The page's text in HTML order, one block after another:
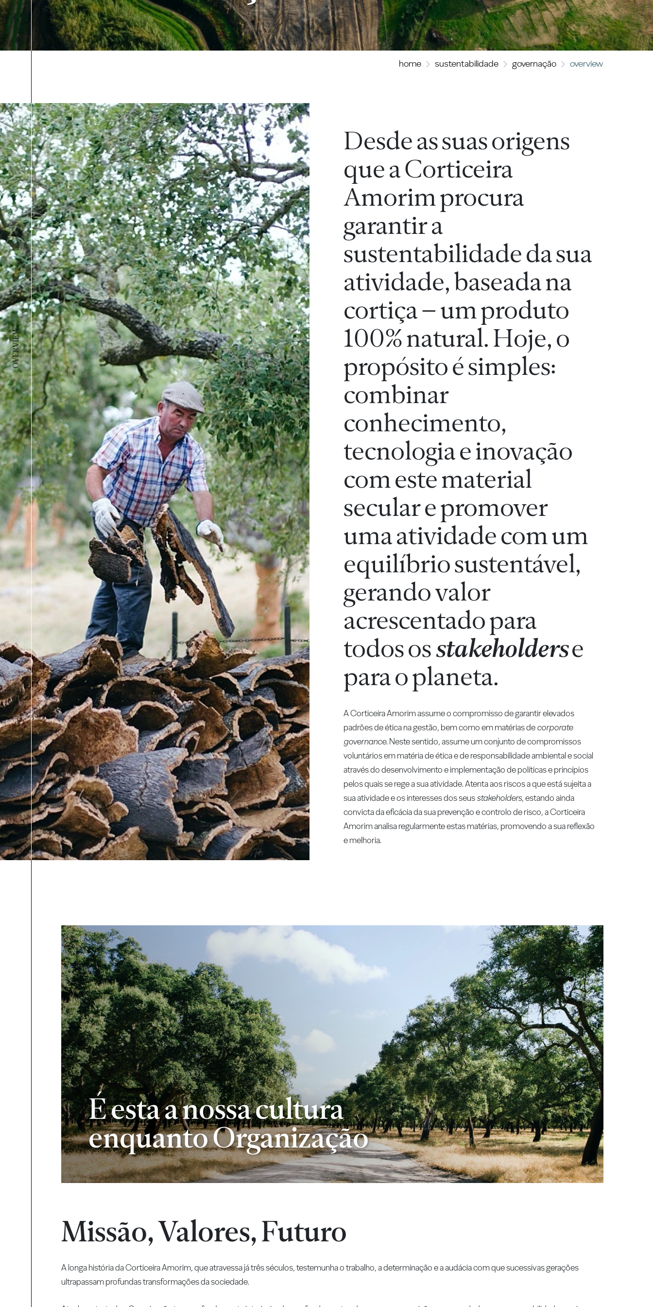
OVERVIEW
home sustentabilidade governação overview
Desde as suas origens
que a Corticeira
Amorim procura
garantir a
sustentabilidade da sua
atividade, baseada na
cortiça – um produto
100% natural. Hoje, o
propósito é simples:
combinar
conhecimento,
tecnologia e inovação
com este material
secular e promover
uma atividade com um
equilíbrio sustentável,
gerando valor
acrescentado para
todos osstakeholderse
para o planeta.
A Corticeira Amorim assume o compromisso de garantir elevados
padrões de ética na gestão, bem como em matérias decorporate
governance. Neste sentido, assume um conjunto de compromissos
voluntários em matéria de ética e de responsabilidade ambiental e social
através do desenvolvimento e implementação de políticas e princípios
pelos quais se rege a sua atividade. Atenta aos riscos a que está sujeita a
sua atividade e os interesses dos seusstakeholders, estando ainda
convicta da eficácia da sua prevenção e controlo de risco, a Corticeira
Amorim analisa regularmente estas matérias, promovendo a sua reflexão
e melhoria.
É esta a nossa cultura
enquanto Organização
Missão, Valores, Futuro
A longa história da Corticeira Amorim, que atravessa já três séculos, testemunha o trabalho, a determinação e a audácia com que sucessivas gerações
ultrapassam profundas transformações da sociedade.